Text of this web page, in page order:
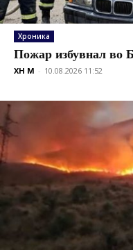
Хроника
Пожар избувнал во
XH M - 10.08.2026 11:52